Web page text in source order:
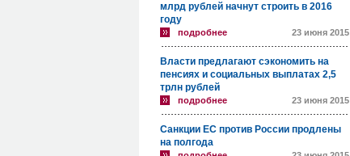
млрд рублей начнут строить в 2016
году
подробнее 23 июня 2015
Власти предлагают сэкономить на
пенсиях и социальных выплатах 2,5
трлн рублей
подробнее 23 июня 2015
Санкции ЕС против России продлены
на полгода